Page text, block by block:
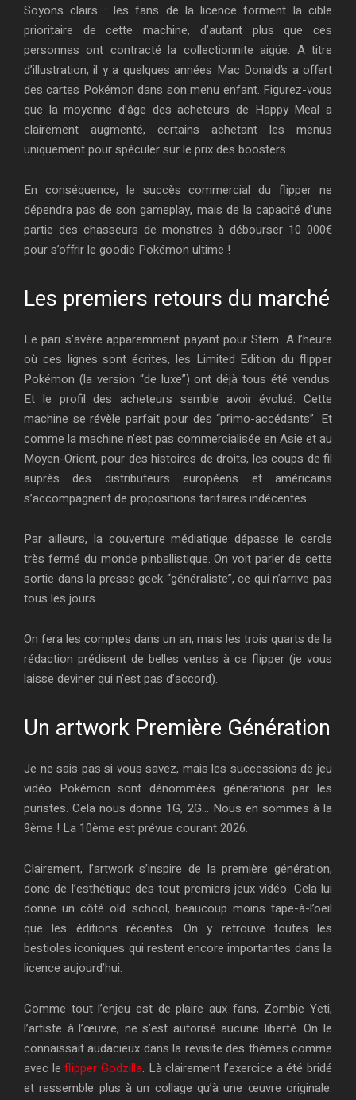
Soyons clairs : les fans de la licence forment la cible
prioritaire de cette machine, d’autant plus que ces
personnes ont contracté la collectionnite aigüe. A titre
d’illustration, il y a quelques années Mac Donald’s a offert
des cartes Pokémon dans son menu enfant. Figurez-vous
que la moyenne d’âge des acheteurs de Happy Meal a
clairement augmenté, certains achetant les menus
uniquement pour spéculer sur le prix des boosters.
En conséquence, le succès commercial du flipper ne
dépendra pas de son gameplay, mais de la capacité d’une
partie des chasseurs de monstres à débourser 10 000€
pour s’offrir le goodie Pokémon ultime !
Les premiers retours du marché
Le pari s’avère apparemment payant pour Stern. A l’heure
où ces lignes sont écrites, les Limited Edition du flipper
Pokémon (la version “de luxe”) ont déjà tous été vendus.
Et le profil des acheteurs semble avoir évolué. Cette
machine se révèle parfait pour des “primo-accédants”. Et
comme la machine n’est pas commercialisée en Asie et au
Moyen-Orient, pour des histoires de droits, les coups de fil
auprès des distributeurs européens et américains
s’accompagnent de propositions tarifaires indécentes.
Par ailleurs, la couverture médiatique dépasse le cercle
très fermé du monde pinballistique. On voit parler de cette
sortie dans la presse geek “généraliste”, ce qui n’arrive pas
tous les jours.
On fera les comptes dans un an, mais les trois quarts de la
rédaction prédisent de belles ventes à ce flipper (je vous
laisse deviner qui n’est pas d’accord).
Un artwork Première Génération
Je ne sais pas si vous savez, mais les successions de jeu
vidéo Pokémon sont dénommées générations par les
puristes. Cela nous donne 1G, 2G… Nous en sommes à la
9ème ! La 10ème est prévue courant 2026.
Clairement, l’artwork s’inspire de la première génération,
donc de l’esthétique des tout premiers jeux vidéo. Cela lui
donne un côté old school, beaucoup moins tape-à-l’oeil
que les éditions récentes. On y retrouve toutes les
bestioles iconiques qui restent encore importantes dans la
licence aujourd’hui.
Comme tout l’enjeu est de plaire aux fans, Zombie Yeti,
l’artiste à l’œuvre, ne s’est autorisé aucune liberté. On le
connaissait audacieux dans la revisite des thèmes comme
avec leflipper Godzilla. Là clairement l’exercice a été bridé
et ressemble plus à un collage qu’à une œuvre originale.